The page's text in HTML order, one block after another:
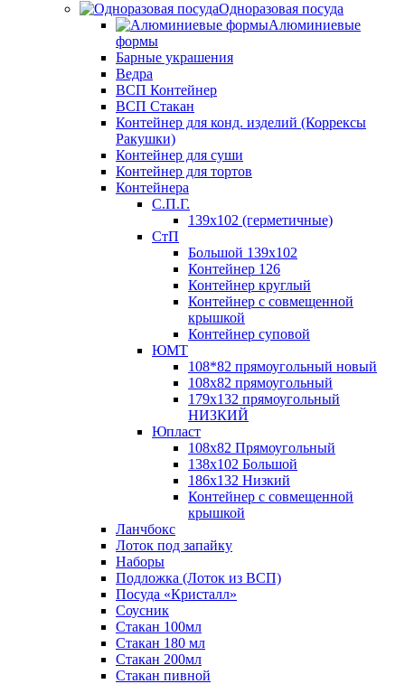
Одноразовая посуда
Алюминиевые
формы
Барные украшения
Ведра
ВСП Контейнер
ВСП Стакан
Контейнер для конд. изделий (Коррексы
Ракушки)
Контейнер для суши
Контейнер для тортов
Контейнера
С.П.Г.
139х102 (герметичные)
СтП
Большой 139х102
Контейнер 126
Контейнер круглый
Контейнер с совмещенной
крышкой
Контейнер суповой
ЮМТ
108*82 прямоугольный новый
108х82 прямоугольный
179х132 прямоугольный
НИЗКИЙ
Юпласт
108х82 Прямоугольный
138х102 Большой
186х132 Низкий
Контейнер с совмещенной
крышкой
Ланчбокс
Лоток под запайку
Наборы
Подложка (Лоток из ВСП)
Посуда «Кристалл»
Соусник
Стакан 100мл
Стакан 180 мл
Стакан 200мл
Стакан пивной